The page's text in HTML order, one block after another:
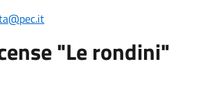
"Le rondini"